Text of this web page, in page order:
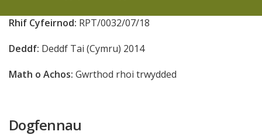
Rhif Cyfeirnod: RPT/0032/07/18
Deddf: Deddf Tai (Cymru) 2014
Math o Achos: Gwrthod rhoi trwydded
Dogfennau